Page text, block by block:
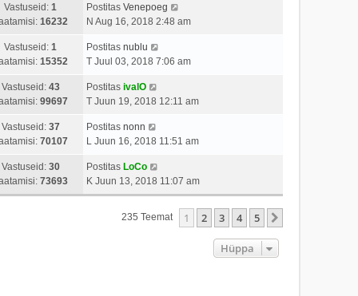
Vastuseid: 1
16232
Postitas Venepoeg
N Aug 16, 2018 2:48 am
Vastuseid: 1
15352
Postitas nublu
T Juul 03, 2018 7:06 am
Vastuseid: 43
99697
Postitas ivalO
T Juun 19, 2018 12:11 am
Vastuseid: 37
70107
Postitas nonn
L Juun 16, 2018 11:51 am
Vastuseid: 30
73693
Postitas LoCo
K Juun 13, 2018 11:07 am
235 Teemat 1 2 3 4 5
Hüppa